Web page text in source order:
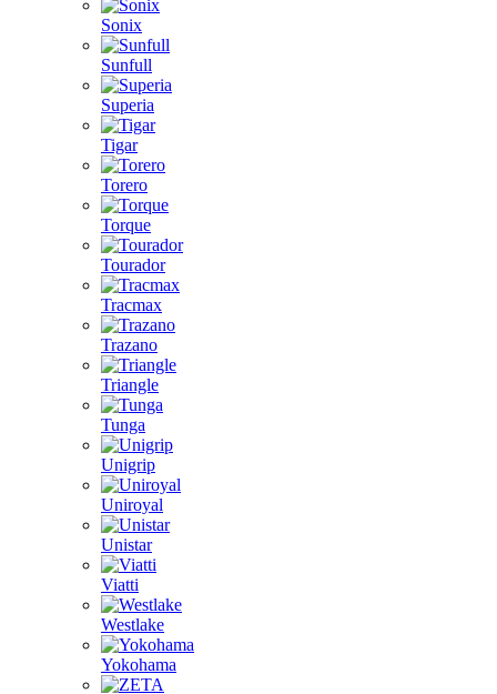
Sonix
Sunfull
Superia
Tigar
Torero
Torque
Tourador
Tracmax
Trazano
Triangle
Tunga
Unigrip
Uniroyal
Unistar
Viatti
Westlake
Yokohama